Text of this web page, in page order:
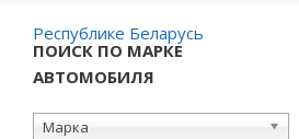
ПОИСК ПО МАРКЕ
АВТОМОБИЛЯ
Марка